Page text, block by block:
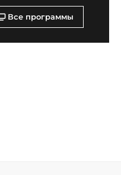
Все программы